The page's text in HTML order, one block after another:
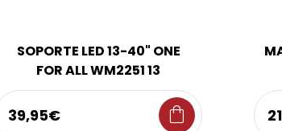
SOPORTE LED 13-40" ONE
FOR ALL WM2251 13
39,95€ shopping_bag